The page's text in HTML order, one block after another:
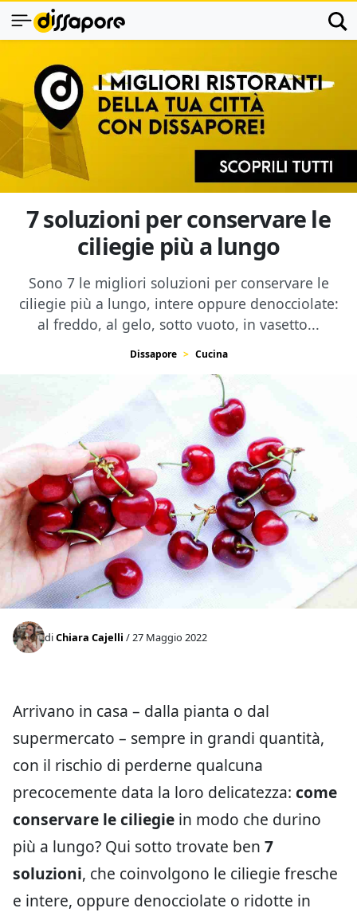
7 soluzioni per conservare le
ciliegie più a lungo
Sono 7 le migliori soluzioni per conservare le
ciliegie più a lungo, intere oppure denocciolate:
al freddo, al gelo, sotto vuoto, in vasetto...
Dissapore Cucina
diChiara Cajelli / 27 Maggio 2022
Arrivano in casa – dalla pianta o dal
supermercato – sempre in grandi quantità,
con il rischio di perderne qualcuna
precocemente data la loro delicatezza: come
conservare le ciliegie in modo che durino
più a lungo? Qui sotto trovate ben 7
soluzioni, che coinvolgono le ciliegie fresche
e intere, oppure denocciolate o ridotte in